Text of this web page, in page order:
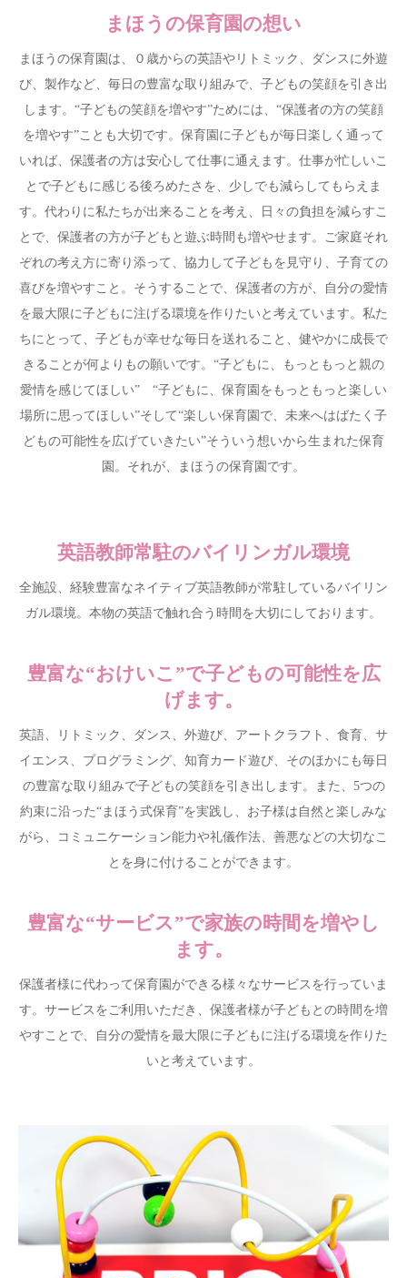
まほうの保育園の想い
まほうの保育園は、０歳からの英語やリトミック、ダンスに外遊
び、製作など、毎日の豊富な取り組みで、子どもの笑顔を引き出
します。“子どもの笑顔を増やす”ためには、“保護者の方の笑顔
を増やす”ことも大切です。保育園に子どもが毎日楽しく通って
いれば、保護者の方は安心して仕事に通えます。仕事が忙しいこ
とで子どもに感じる後ろめたさを、少しでも減らしてもらえま
す。代わりに私たちが出来ることを考え、日々の負担を減らすこ
とで、保護者の方が子どもと遊ぶ時間も増やせます。ご家庭それ
ぞれの考え方に寄り添って、協力して子どもを見守り、子育ての
喜びを増やすこと。そうすることで、保護者の方が、自分の愛情
を最大限に子どもに注げる環境を作りたいと考えています。私た
ちにとって、子どもが幸せな毎日を送れること、健やかに成長で
きることが何よりもの願いです。“子どもに、もっともっと親の
愛情を感じてほしい” “子どもに、保育園をもっともっと楽しい
場所に思ってほしい”そして“楽しい保育園で、未来へはばたく子
どもの可能性を広げていきたい”そういう想いから生まれた保育
園。それが、まほうの保育園です。
英語教師常駐のバイリンガル環境
全施設、経験豊富なネイティブ英語教師が常駐しているバイリン
ガル環境。本物の英語で触れ合う時間を大切にしております。
豊富な“おけいこ”で子どもの可能性を広
げます。
英語、リトミック、ダンス、外遊び、アートクラフト、食育、サ
イエンス、プログラミング、知育カード遊び、そのほかにも毎日
の豊富な取り組みで子どもの笑顔を引き出します。また、5つの
約束に沿った“まほう式保育”を実践し、お子様は自然と楽しみな
がら、コミュニケーション能力や礼儀作法、善悪などの大切なこ
とを身に付けることができます。
豊富な“サービス”で家族の時間を増やし
ます。
保護者様に代わって保育園ができる様々なサービスを行っていま
す。サービスをご利用いただき、保護者様が子どもとの時間を増
やすことで、自分の愛情を最大限に子どもに注げる環境を作りた
いと考えています。